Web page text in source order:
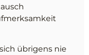
übrigens nie